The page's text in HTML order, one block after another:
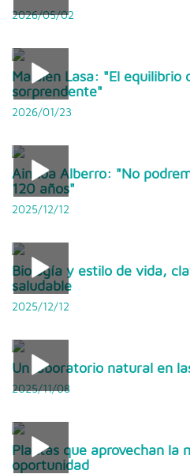
2026/05/02
Maialen Lasa: "El equilibrio
sorprendente"
2026/01/23
Ainhoa Alberro: "No
120 años"
2025/12/12
Biología y estilo de vida,
saludable
2025/12/12
Un laboratorio natural en
2025/11/08
Plantas que aprovechan la
oportunidad